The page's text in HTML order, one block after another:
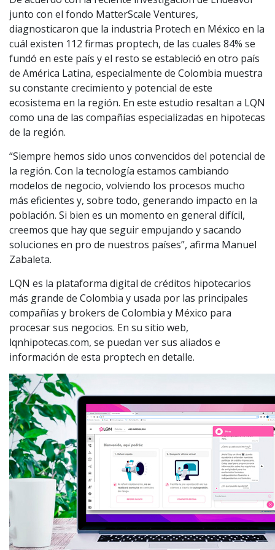
junto con el fondo MatterScale Ventures,
diagnosticaron que la industria Protech en México en la
cuál existen 112 firmas proptech, de las cuales 84% se
fundó en este país y el resto se estableció en otro país
de América Latina, especialmente de Colombia muestra
su constante crecimiento y potencial de este
ecosistema en la región. En este estudio resaltan a LQN
como una de las compañías especializadas en hipotecas
de la región.
“Siempre hemos sido unos convencidos del potencial de
la región. Con la tecnología estamos cambiando
modelos de negocio, volviendo los procesos mucho
más eficientes y, sobre todo, generando impacto en la
población. Si bien es un momento en general difícil,
creemos que hay que seguir empujando y sacando
soluciones en pro de nuestros países”, afirma Manuel
Zabaleta.
LQN es la plataforma digital de créditos hipotecarios
más grande de Colombia y usada por las principales
compañías y brokers de Colombia y México para
procesar sus negocios. En su sitio web,
lqnhipotecas.com, se puedan ver sus aliados e
información de esta proptech en detalle.